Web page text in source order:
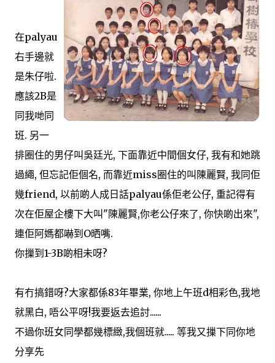
在palyau
右手邊就
是朱仔啦.
應該2B是
同我哋同
班. 另一
排圈住的男仔叫吳廷光, 下面靠近中間個女仔, 我有和她跳
過繩, 但忘記佢個名, 而靠近miss圈住的叫陳麗賢, 我同佢
幾friend, 以前啲人成日話palyau係佢老公仔, 重記得有
次在佢屋企樓下大叫"陳麗賢,你老公仔來了, 你快啲出來",
連佢阿媽都嚇到O晒嘴.
你摷到1-3B啲相未呀?
有冇搞錯呀?大家都係83年畢業, 你地上午班d相彩色,我地
就黑白, 唔公平呀!我要返去追討......
不過你班女同學都幾標緻,我個班就..... 等我又摷下同你地
分享先